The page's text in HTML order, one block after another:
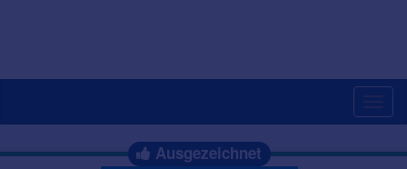
Ausgezeichnet